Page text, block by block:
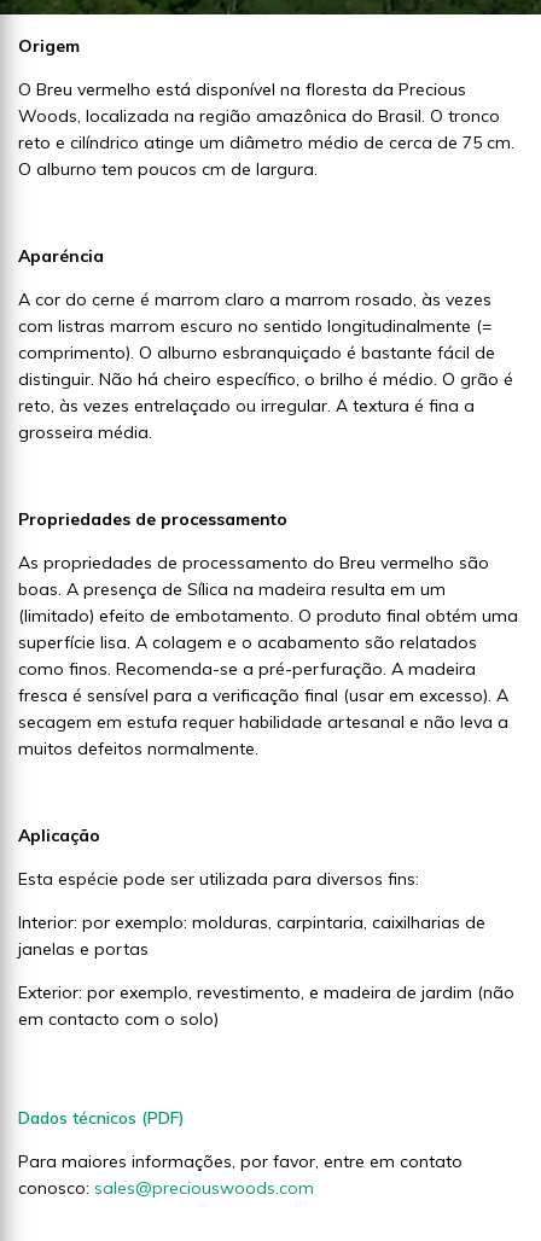
Origem
O Breu vermelho está disponível na floresta da Precious
Woods, localizada na região amazônica do Brasil. O tronco
reto e cilíndrico atinge um diâmetro médio de cerca de 75 cm.
O alburno tem poucos cm de largura.
Aparéncia
A cor do cerne é marrom claro a marrom rosado, às vezes
com listras marrom escuro no sentido longitudinalmente (=
comprimento). O alburno esbranquiçado é bastante fácil de
distinguir. Não há cheiro específico, o brilho é médio. O grão é
reto, às vezes entrelaçado ou irregular. A textura é fina a
grosseira média.
Propriedades de processamento
As propriedades de processamento do Breu vermelho são
boas. A presença de Sílica na madeira resulta em um
(limitado) efeito de embotamento. O produto final obtém uma
superfície lisa. A colagem e o acabamento são relatados
como finos. Recomenda-se a pré-perfuração. A madeira
fresca é sensível para a verificação final (usar em excesso). A
secagem em estufa requer habilidade artesanal e não leva a
muitos defeitos normalmente.
Aplicação
Esta espécie pode ser utilizada para diversos fins:
Interior: por exemplo: molduras, carpintaria, caixilharias de
janelas e portas
Exterior: por exemplo, revestimento, e madeira de jardim (não
em contacto com o solo)
Dados técnicos (PDF)
Para maiores informações, por favor, entre em contato
conosco: sales@preciouswoods.com